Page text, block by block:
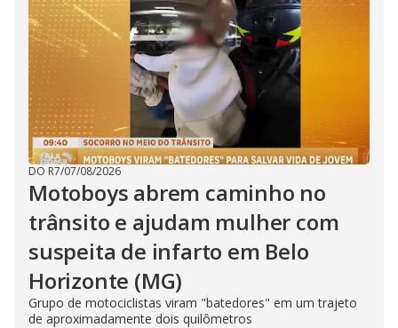
DO R7/07/08/2026
Motoboys abrem caminho no
trânsito e ajudam mulher com
suspeita de infarto em Belo
Horizonte (MG)
Grupo de motociclistas viram "batedores" em um trajeto
de aproximadamente dois quilômetros